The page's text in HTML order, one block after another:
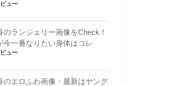
ュー
のランジェリー画像をCheck！
今一番なりたい身体はコレ
ュー
のエロふわ画像・最新はヤング